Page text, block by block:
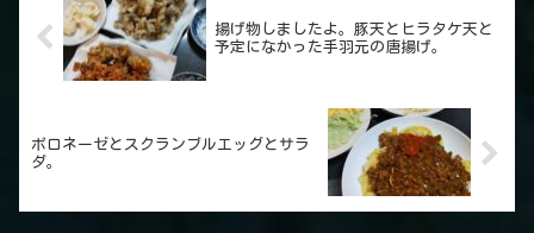
揚げ物しましたよ。豚天とヒラタケ天と
予定になかった手羽元の唐揚げ。
ボロネーゼとスクランブルエッグとサラ
ダ。